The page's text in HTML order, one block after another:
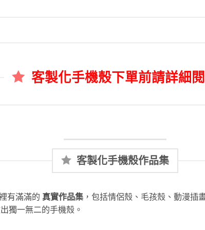
客製化手機殼下單前請詳細
客製化手機殼作品集
有滿滿的 真實作品集 ，包括情侶殼、毛孩殼、動漫插
獨一無二的手機殼。